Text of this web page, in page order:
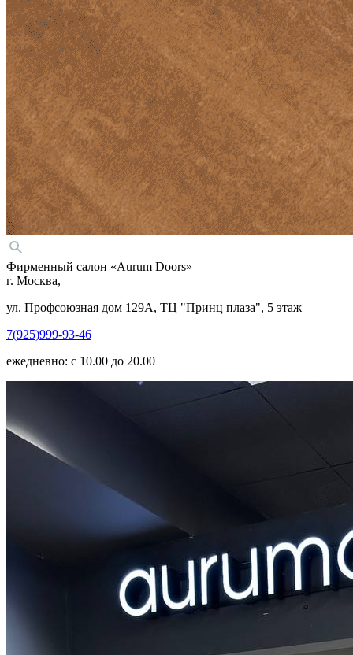
Фирменный салон «Aurum Doors»
г. Москва,
ул. Профсоюзная дом 129А, ТЦ "Принц плаза", 5 этаж
7(925)999-93-46
ежедневно: с 10.00 до 20.00